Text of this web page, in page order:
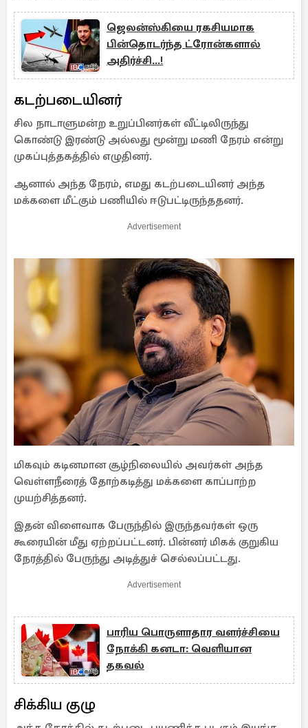
ஜெலன்ஸ்கியை ரகசியமாக
பின்தொடர்ந்த ட்ரோன்களால்
அதிர்ச்சி...!
கடற்படையினர்
சில நாடாளுமன்ற உறுப்பினர்கள் வீட்டிலிருந்து
கொண்டு இரண்டு அல்லது மூன்று மணி நேரம் என்று
முகப்புத்தகத்தில் எழுதினர்.
ஆனால் அந்த நேரம், எமது கடற்படையினர் அந்த
மக்களை மீட்கும் பணியில் ஈடுபட்டிருந்ததனர்.
Advertisement
மிகவும் கடினமான சூழ்நிலையில் அவர்கள் அந்த
வெள்ளநீரைத் தோற்கடித்து மக்களை காப்பாற்ற
முயற்சித்தனர்.
இதன் விளைவாக பேருந்தில் இருந்தவர்கள் ஒரு
கூரையின் மீது ஏற்றப்பட்டனர். பின்னர் மிகக் குறுகிய
நேரத்தில் பேருந்து அடித்துச் செல்லப்பட்டது.
Advertisement
பாரிய பொருளாதார வளர்ச்சியை
நோக்கி கனடா: வெளியான
தகவல்
சிக்கிய குழு